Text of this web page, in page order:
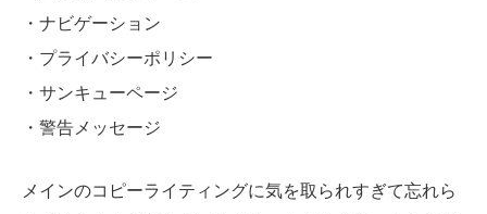
・ナビゲーション
・プライバシーポリシー
・サンキューページ
・警告メッセージ
メインのコピーライティングに気を取られすぎて忘れら